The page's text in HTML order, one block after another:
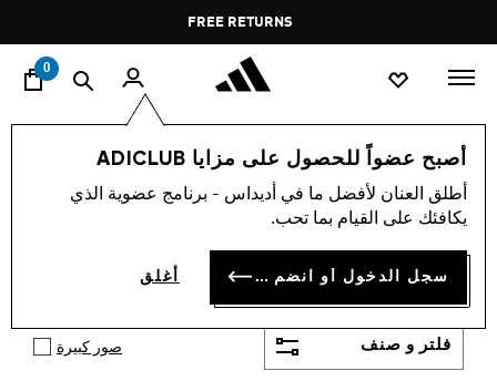
Pause
promotion
rotation
FREE RETURNS
0
أصبح عضواً للحصول على مزايا ADICLUB
أطلق العنان لأفضل ما في أديداس - برنامج عضوية الذي
يكافئك على القيام بما تحب.
سجل الدخول أو انضم الآن أغلق
اسلوب حياة العلامات التجارية أوريجينالز
حذاء اديداس اورجينال (1216)
أديداس مناسبة للجميع وللعديد من الرياضات. موجود
بالعديد من التصميمات العصرية والثورية مع لمسة أديداس
الكلاسيكية. لن تحتار مع أديداس بشأن حذائك الرياضي بعد
الآن.
أظهر المزيد
فلتر و صنف صور كبيرة